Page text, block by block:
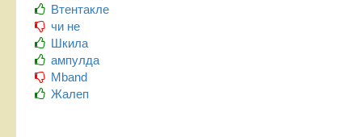
Втентакле
чи не
Шкила
ампулда
Mband
Жалеп